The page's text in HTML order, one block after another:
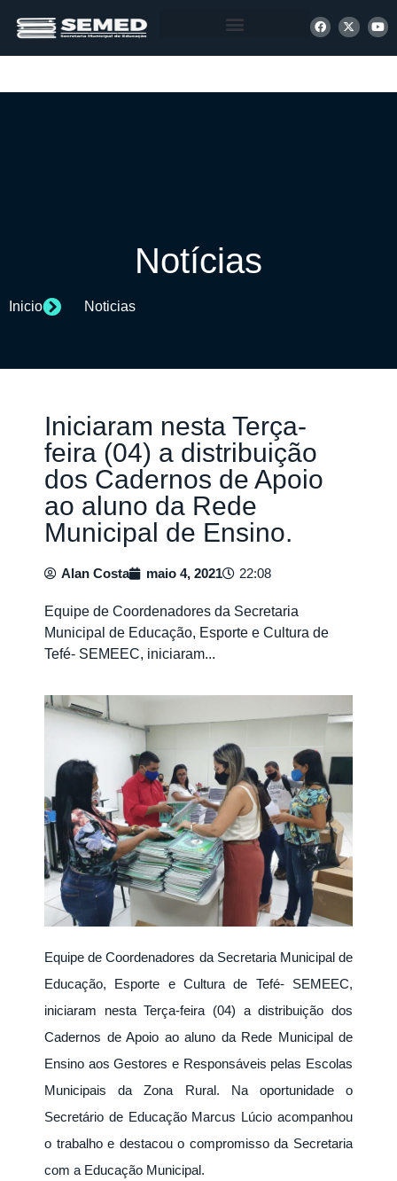
Notícias
Inicio Noticias
Iniciaram nesta Terça-
feira (04) a distribuição
dos Cadernos de Apoio
ao aluno da Rede
Municipal de Ensino.
Alan Costa maio 4, 2021 22:08
Equipe de Coordenadores da Secretaria
Municipal de Educação, Esporte e Cultura de
Tefé- SEMEEC, iniciaram...
Equipe de Coordenadores da Secretaria Municipal de
Educação, Esporte e Cultura de Tefé- SEMEEC,
iniciaram nesta Terça-feira (04) a distribuição dos
Cadernos de Apoio ao aluno da Rede Municipal de
Ensino aos Gestores e Responsáveis pelas Escolas
Municipais da Zona Rural. Na oportunidade o
Secretário de Educação Marcus Lúcio acompanhou
o trabalho e destacou o compromisso da Secretaria
com a Educação Municipal.